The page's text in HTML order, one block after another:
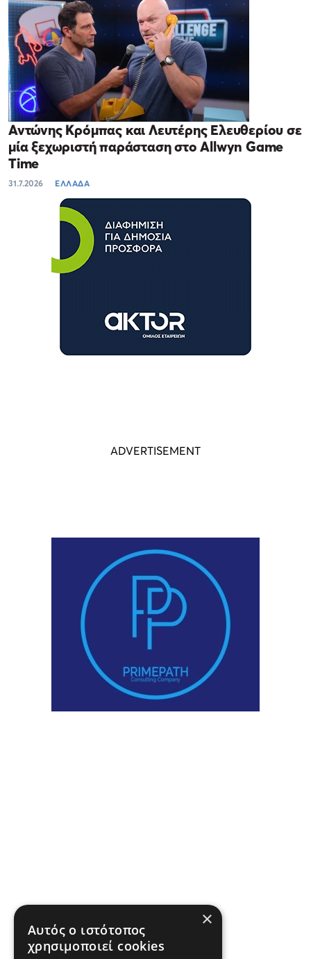
Αντώνης Κρόμπας και Λευτέρης Ελευθερίου σε
μία ξεχωριστή παράσταση στο Allwyn Game
Time
31.7.2026 ΕΛΛΑΔΑ
×
Αυτός ο ιστότοπος
χρησιμοποιεί cookies